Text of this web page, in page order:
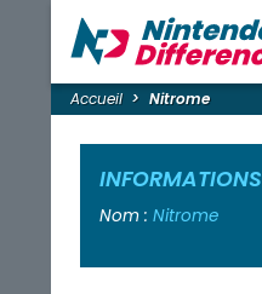
Accueil Nitrome
INFORMATIONS
Nom : Nitrome